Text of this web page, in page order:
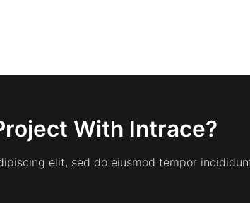
With Intrace?
elit, sed do eiusmod tempor